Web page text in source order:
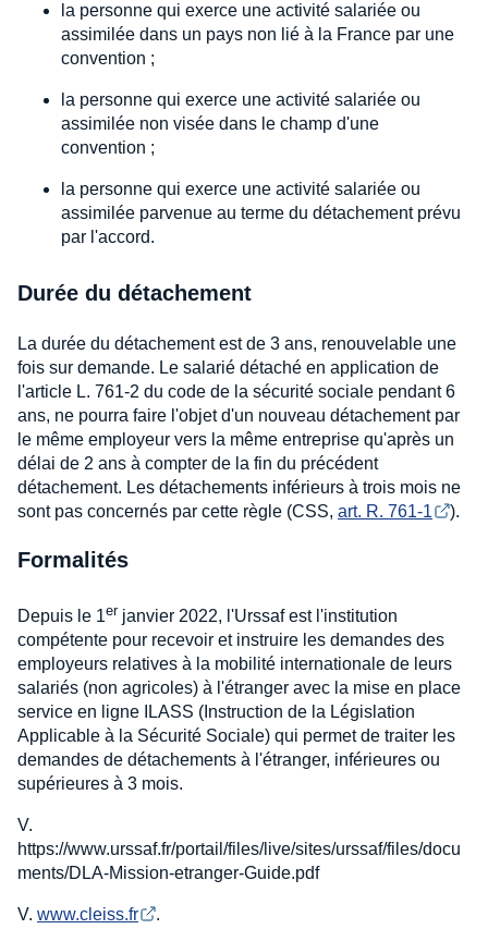
la personne qui exerce une activité salariée ou
assimilée dans un pays non lié à la France par une
convention ;
la personne qui exerce une activité salariée ou
assimilée non visée dans le champ d'une
convention ;
la personne qui exerce une activité salariée ou
assimilée parvenue au terme du détachement prévu
par l'accord.
Durée du détachement
La durée du détachement est de 3 ans, renouvelable une
fois sur demande. Le salarié détaché en application de
l'article L. 761-2 du code de la sécurité sociale pendant 6
ans, ne pourra faire l'objet d'un nouveau détachement par
le même employeur vers la même entreprise qu'après un
délai de 2 ans à compter de la fin du précédent
détachement. Les détachements inférieurs à trois mois ne
sont pas concernés par cette règle (CSS, art. R. 761-1 ).
Formalités
Depuis le 1er janvier 2022, l'Urssaf est l'institution
compétente pour recevoir et instruire les demandes des
employeurs relatives à la mobilité internationale de leurs
salariés (non agricoles) à l'étranger avec la mise en place
service en ligne ILASS (Instruction de la Législation
Applicable à la Sécurité Sociale) qui permet de traiter les
demandes de détachements à l'étranger, inférieures ou
supérieures à 3 mois.
V.
https://www.urssaf.fr/portail/files/live/sites/urssaf/files/docu
ments/DLA-Mission-etranger-Guide.pdf
V. www.cleiss.fr .